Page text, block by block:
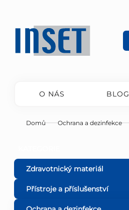
obsah
O NÁS BLOG
Domů Ochrana a dezinfekce
o
s
Zdravotnický materiál
Přístroje a příslušenství